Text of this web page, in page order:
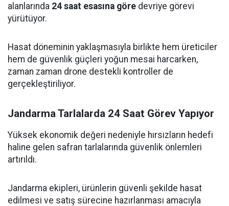
alanlarında 24 saat esasına göre devriye görevi
yürütüyor.
Hasat döneminin yaklaşmasıyla birlikte hem üreticiler
hem de güvenlik güçleri yoğun mesai harcarken,
zaman zaman drone destekli kontroller de
gerçekleştiriliyor.
Jandarma Tarlalarda 24 Saat Görev Yapıyor
Yüksek ekonomik değeri nedeniyle hırsızların hedefi
haline gelen safran tarlalarında güvenlik önlemleri
artırıldı.
Jandarma ekipleri, ürünlerin güvenli şekilde hasat
edilmesi ve satış sürecine hazırlanması amacıyla